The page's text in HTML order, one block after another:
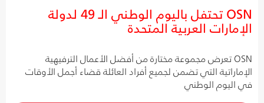
OSN تحتفل باليوم الوطني الـ 49 لدولة
الإمارات العربية المتحدة
OSN تعرض مجموعة مختارة من أفضل الأعمال الترفيهية
الإماراتية التي تضمن لجميع أفراد العائلة قضاء أجمل الأوقات
في اليوم الوطني